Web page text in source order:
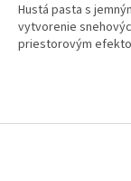
Hustá pasta s
vytvorenie
priestorovým